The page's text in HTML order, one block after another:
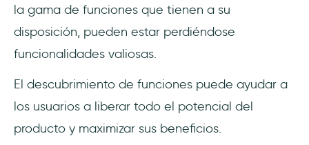
la gama de funciones que tienen a su
disposición, pueden estar perdiéndose
funcionalidades valiosas.
El descubrimiento de funciones puede ayudar a
los usuarios a liberar todo el potencial del
producto y maximizar sus beneficios.